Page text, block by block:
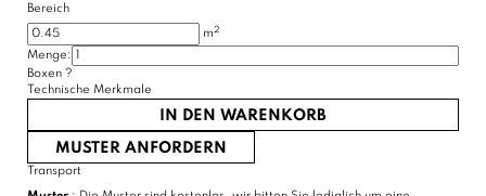
Bereich
m2
Menge:
Boxen ?
Technische Merkmale
IN DEN WARENKORB
MUSTER ANFORDERN
Transport